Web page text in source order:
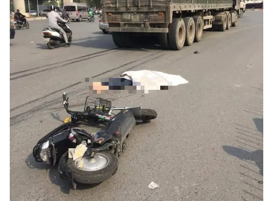
Sản phẩm
Thị trường
Lịch phát sóng
Chuyên mục khác
Emagazine Podcast
Photo Infographic
Video Shorts video